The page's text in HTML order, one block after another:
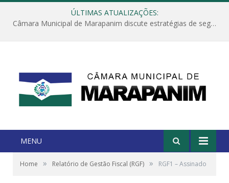
ÚLTIMAS ATUALIZAÇÕES:
Câmara Municipal de Marapanim discute estratégias de segurança com autoridades e poder executivo
MENU
Home » Relatório de Gestão Fiscal (RGF) » RGF1 – Assinado